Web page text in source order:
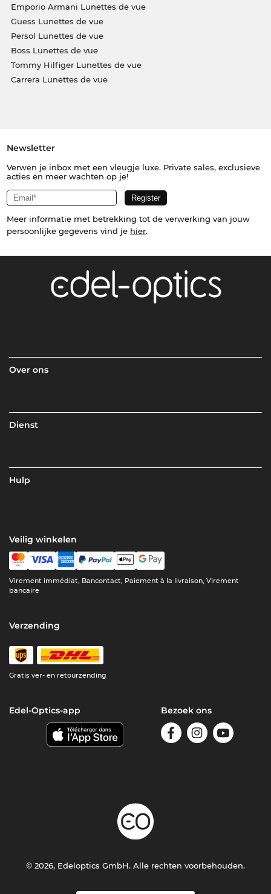
Emporio Armani Lunettes de vue
Guess Lunettes de vue
Persol Lunettes de vue
Boss Lunettes de vue
Tommy Hilfiger Lunettes de vue
Carrera Lunettes de vue
Newsletter
Verwen je inbox met een vleugje luxe. Private sales, exclusieve
acties en meer wachten op je!
Meer informatie met betrekking tot de verwerking van jouw
persoonlijke gegevens vind je hier.
Over ons
Dienst
Hulp
Veilig winkelen
Virement immédiat, Bancontact, Paiement à la livraison, Virement
bancaire
Verzending
Gratis ver- en retourzending
Edel-Optics-app Bezoek ons
© 2026, Edeloptics GmbH. Alle rechten voorbehouden.